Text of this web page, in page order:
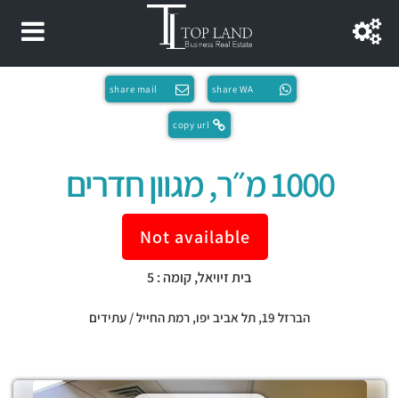
share WA
share mail
copy url
1000 מ״ר, מגוון חדרים
Not available
בית זיויאל, קומה : 5
הברזל 19, תל אביב יפו, רמת החייל / עתידים